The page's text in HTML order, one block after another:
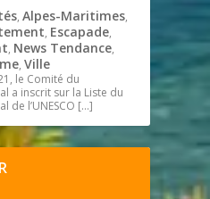
,Alpes-Maritimes,
, Escapade,
, News Tendance,
,Ville
le Comité du
a inscrit sur la Liste du
de l’UNESCO […]